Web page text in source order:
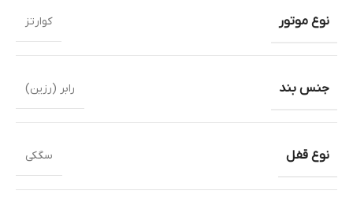
نوع موتور کوارتز
جنس بند رابر (رزین)
نوع قفل سگکی